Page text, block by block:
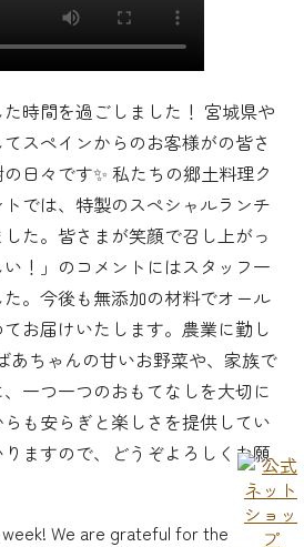
時間を過ごしました！ 宮城県や
スペインからのお客様がの皆さ
日々です✨ 私たちの郷土料理ク
では、特製のスペシャルランチ
た。皆さまが笑顔で召し上がっ
！」のコメントにはスタッフ一
。今後も無添加の材料でオール
お届けいたします。農業に勤し
あちゃんの甘いお野菜や、家族で
一つ一つのおもてなしを大切に
も安らぎと楽しさを提供してい
ますので、どうぞよろしくお願
We are grateful for the